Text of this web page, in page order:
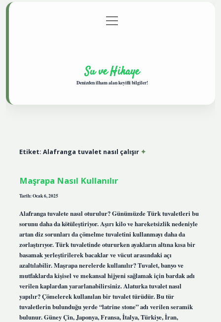
Gizlilik Politikası
menüyü
aç
Su ve Hikaye
Denizden ilham alan keyifli bilgiler!
Etiket: Alafranga tuvalet nasıl çalışır
Maşrapa Nasıl Kullanılır
Tarih: Ocak 6, 2025
Alafranga tuvalete nasıl oturulur? Günümüzde Türk tuvaletleri bu
sorunu daha da kötüleştiriyor. Aşırı kilo ve hareketsizlik nedeniyle
artan diz sorunları da çömelme tuvaletini kullanmayı daha da
zorlaştırıyor. Türk tuvaletinde otururken ayakların altına kısa bir
basamak yerleştirilerek bacaklar ve vücut arasındaki açı
azaltılabilir. Maşrapa nerelerde kullanılır? Tuvalet, banyo ve
mutfaklarda kişisel ve mekansal hijyeni sağlamak için bardak adı
verilen kaplardan yararlanabilirsiniz. Alaturka tuvalet nasıl
yapılır? Çömelerek kullanılan bir tuvalet türüdür. Bu tür
tuvaletlerin bulunduğu yerde “latrine stone” adı verilen seramik
bulunur. Güney Çin, Japonya, Fransa, İtalya, Türkiye, İran,